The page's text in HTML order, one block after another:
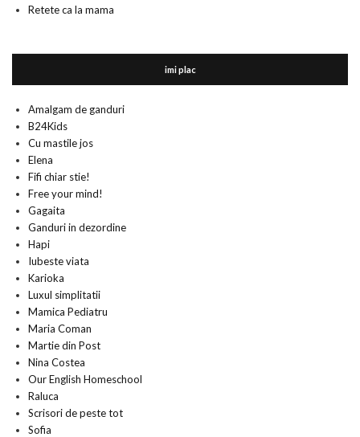
Retete ca la mama
imi plac
Amalgam de ganduri
B24Kids
Cu mastile jos
Elena
Fifi chiar stie!
Free your mind!
Gagaita
Ganduri in dezordine
Hapi
Iubeste viata
Karioka
Luxul simplitatii
Mamica Pediatru
Maria Coman
Martie din Post
Nina Costea
Our English Homeschool
Raluca
Scrisori de peste tot
Sofia